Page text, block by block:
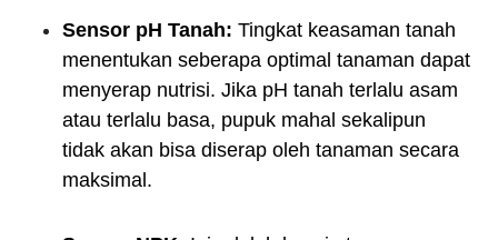
Sensor pH Tanah: Tingkat keasaman tanah
menentukan seberapa optimal tanaman dapat
menyerap nutrisi. Jika pH tanah terlalu asam
atau terlalu basa, pupuk mahal sekalipun
tidak akan bisa diserap oleh tanaman secara
maksimal.